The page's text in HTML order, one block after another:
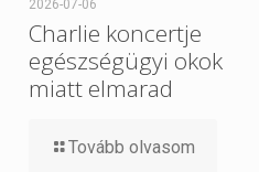
2026-07-06
Charlie koncertje
egészségügyi okok
miatt elmarad
Tovább olvasom